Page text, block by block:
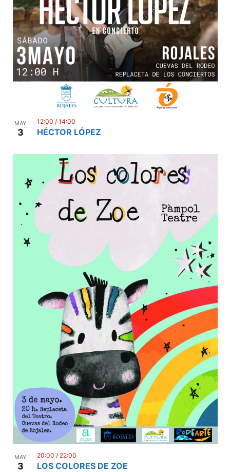
MAY
3 HÉCTOR LÓPEZ
12:00 / 14:00
MAY
3 LOS COLORES DE ZOE
20:00 / 22:00